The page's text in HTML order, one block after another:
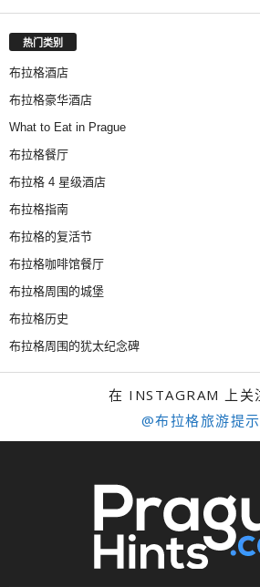
热门类别
布拉格酒店
布拉格豪华酒店
What to Eat in Prague
布拉格餐厅
布拉格 4 星级酒店
布拉格指南
布拉格的复活节
布拉格咖啡馆餐厅
布拉格周围的城堡
布拉格历史
布拉格周围的犹太纪念碑
在 INSTAGRAM 上关
@布拉格旅游提